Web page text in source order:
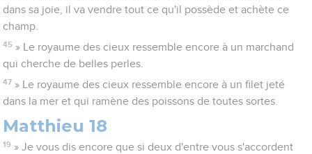
dans sa joie, il va vendre tout ce qu'il possède et achète ce
champ.
45 » Le royaume des cieux ressemble encore à un marchand
qui cherche de belles perles.
47 » Le royaume des cieux ressemble encore à un filet jeté
dans la mer et qui ramène des poissons de toutes sortes.
Matthieu 18
19 » Je vous dis encore que si deux d'entre vous s'accordent